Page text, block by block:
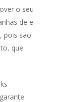
o seu
de e-
, pois são
que